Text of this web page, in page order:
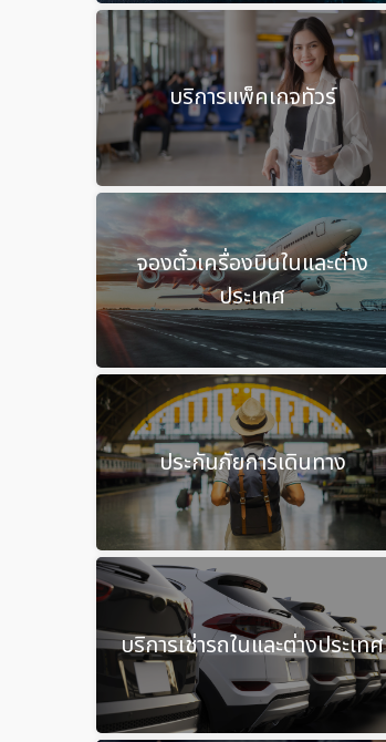
บริการแพ็คเกจทัวร์
จองตั๋วเครื่องบินในและต่าง
ประเทศ
ประกันภัยการเดินทาง
บริการเช่ารถในและต่างประเทศ